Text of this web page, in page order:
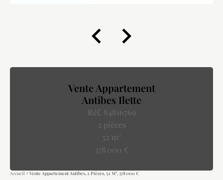
Vente Appartement
Antibes Ilette
Réf. 84816769
2 pièces
52 m²
378 000 €
Accueil Vente Appartement Antibes, 2 Pièces, 52 M², 378 000 €